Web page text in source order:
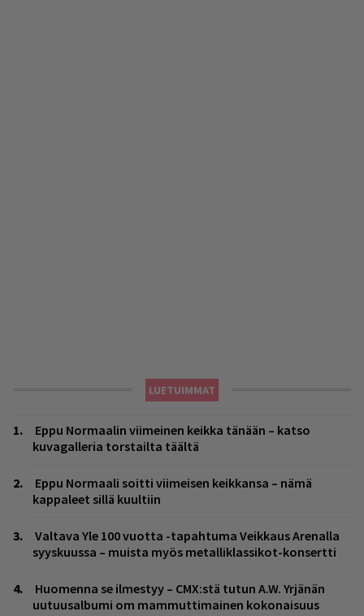
LUETUIMMAT
Eppu Normaalin viimeinen keikka tänään – katso
kuvagalleria torstailta täältä
Eppu Normaali soitti viimeisen keikkansa – nämä
kappaleet sillä kuultiin
Valtava Yle 100 vuotta -tapahtuma Veikkaus Arenalla
syyskuussa – muista myös metalliklassikot-konsertti
Huomenna se ilmestyy – CMX:stä tutun A.W. Yrjänän
uutuusalbumi om mammuttimainen kokonaisuus